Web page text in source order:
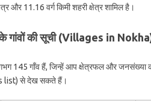
और 11.16 वर्ग किमी शहरी क्षेत्र शामिल है।
गांवों की सूची (Villages in
145 गाँव हैं, जिन्हें आप क्षेत्रफल और जनसंख्या
list) से देख सकते हैं।